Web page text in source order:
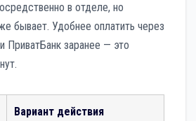
в отделе, но
бывает. Удобнее оплатить через
ПриватБанк заранее — это
Вариант действия